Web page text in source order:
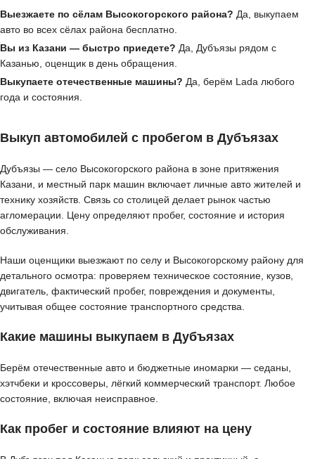
Выезжаете по сёлам Высокогорского района? Да, выкупаем
авто во всех сёлах района бесплатно.
Вы из Казани — быстро приедете? Да, Дубъязы рядом с
Казанью, оценщик в день обращения.
Выкупаете отечественные машины? Да, берём Lada любого
года и состояния.
Выкуп автомобилей с пробегом в Дубъязах
Дубъязы — село Высокогорского района в зоне притяжения
Казани, и местный парк машин включает личные авто жителей и
технику хозяйств. Связь со столицей делает рынок частью
агломерации. Цену определяют пробег, состояние и история
обслуживания.
Наши оценщики выезжают по селу и Высокогорскому району для
детального осмотра: проверяем техническое состояние, кузов,
двигатель, фактический пробег, повреждения и документы,
учитывая общее состояние транспортного средства.
Какие машины выкупаем в Дубъязах
Берём отечественные авто и бюджетные иномарки — седаны,
хэтчбеки и кроссоверы, лёгкий коммерческий транспорт. Любое
состояние, включая неисправное.
Как пробег и состояние влияют на цену